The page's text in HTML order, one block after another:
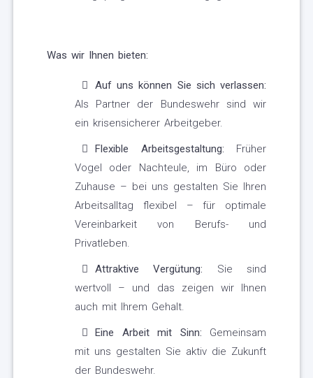
Was wir Ihnen bieten:
Auf uns können Sie sich verlassen:
Als Partner der Bundeswehr sind wir
ein krisensicherer Arbeitgeber.
Flexible Arbeitsgestaltung: Früher
Vogel oder Nachteule, im Büro oder
Zuhause – bei uns gestalten Sie Ihren
Arbeitsalltag flexibel – für optimale
Vereinbarkeit von Berufs- und
Privatleben.
Attraktive Vergütung: Sie sind
wertvoll – und das zeigen wir Ihnen
auch mit Ihrem Gehalt.
Eine Arbeit mit Sinn: Gemeinsam
mit uns gestalten Sie aktiv die Zukunft
der Bundeswehr.